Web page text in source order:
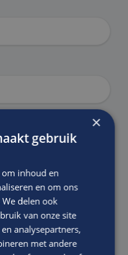
×
gebruik
om inhoud en
en om ons
delen ook
van onze site
analysepartners,
met andere